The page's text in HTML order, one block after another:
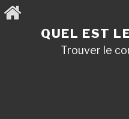
Aller
au
QUEL EST
Trouver le